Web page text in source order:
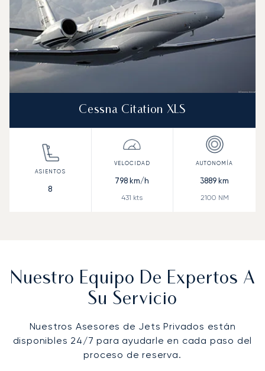
Cessna Citation XLS
8
798 km/h
431 kts
3889 km
2100 NM
Nuestro Equipo De Expertos A
Su Servicio
Nuestros Asesores de Jets Privados están
disponibles 24/7 para ayudarle en cada paso del
proceso de reserva.